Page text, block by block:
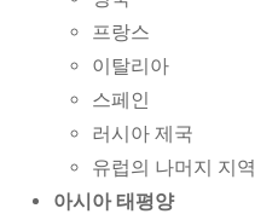
프랑스
이탈리아
스페인
러시아 제국
유럽의 나머지 지역
아시아 태평양